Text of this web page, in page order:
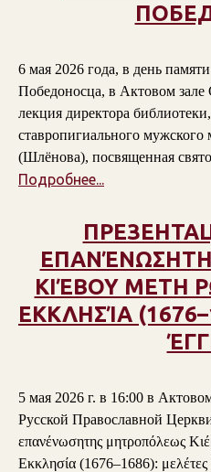
6 мая 2026 года, в день
Победоносца, в Актовом
лекция директора
ставропигиального
(Шлёнова), посвященная
Подробнее...
ΚΙΈΒΟΥ ΜΕΤΗ
ΕΚΚΛΗΣΊΑ
5 мая 2026 г. в 16:00 в
Русской Православной
επανένωσητης μητροπόλεως
Εκκλησία (1676–1686):